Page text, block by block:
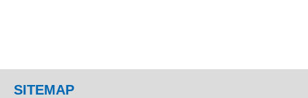
SITEMAP